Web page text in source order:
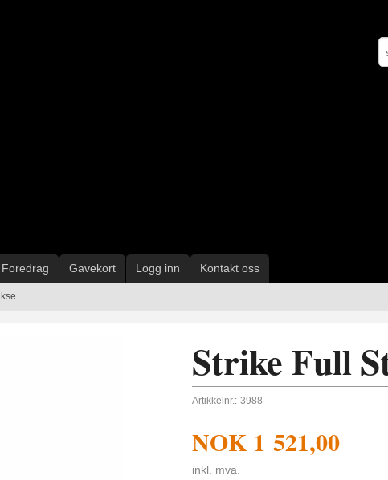
Foredrag Gavekort Logg inn Kontakt oss
Strike Full
Artikkelnr.: 3988
NOK 1 521,00
inkl. mva.